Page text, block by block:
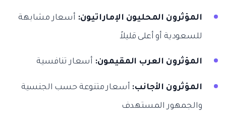
المؤثرون المحليون الإماراتيون: أسعار مشابهة
للسعودية أو أعلى قليلاً
المؤثرون العرب المقيمون: أسعار تنافسية
المؤثرون الأجانب: أسعار متنوعة حسب الجنسية
والجمهور المستهدف